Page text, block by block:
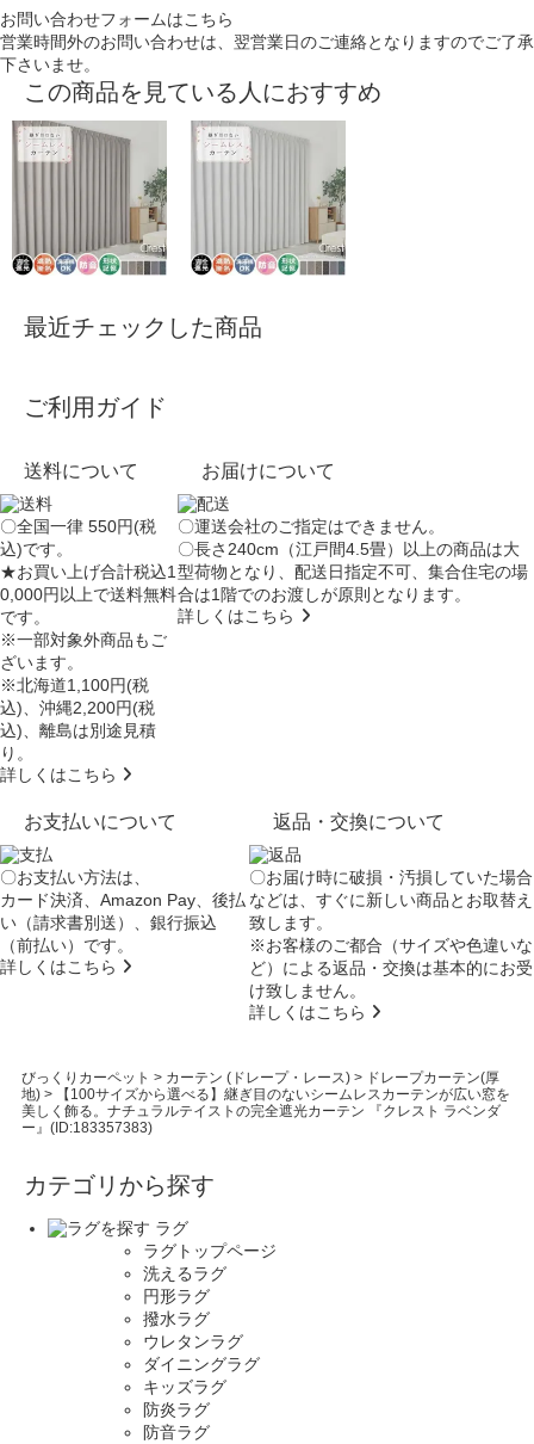
お問い合わせフォームはこちら
営業時間外のお問い合わせは、翌営業日のご連絡となりますのでご了承
下さいませ。
この商品を見ている人におすすめ
最近チェックした商品
ご利用ガイド
送料について
〇全国一律 550円(税
込)です。
★お買い上げ合計税込1
0,000円以上で送料無料
です。
※一部対象外商品もご
ざいます。
※北海道1,100円(税
込)、沖縄2,200円(税
込)、離島は別途見積
り。
詳しくはこちら
お届けについて
〇運送会社のご指定はできません。
〇長さ240cm（江戸間4.5畳）以上の商品は大
型荷物となり、配送日指定不可、集合住宅の場
合は1階でのお渡しが原則となります。
詳しくはこちら
お支払いについて
〇お支払い方法は、
カード決済、Amazon Pay、後払
い（請求書別送）、銀行振込
（前払い）です。
詳しくはこちら
返品・交換について
〇お届け時に破損・汚損していた場合
などは、すぐに新しい商品とお取替え
致します。
※お客様のご都合（サイズや色違いな
ど）による返品・交換は基本的にお受
け致しません。
詳しくはこちら
びっくりカーペット > カーテン (ドレープ・レース)> ドレープカーテン(厚
地)>
【100サイズから選べる】継ぎ目のないシームレスカーテンが広い窓を
美しく飾る。ナチュラルテイストの完全遮光カーテン 『クレスト ラベンダ
ー』(ID:183357383)
カテゴリから探す
ラグ
ラグトップページ
洗えるラグ
円形ラグ
撥水ラグ
ウレタンラグ
ダイニングラグ
キッズラグ
防炎ラグ
防音ラグ